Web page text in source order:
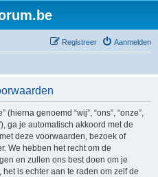
Aanmelden
Registreer
genoemd “wij”, “ons”, “onze”,
ga je automatisch akkoord met de
deze voorwaarden, bezoek of
We hebben het recht om de
en zullen ons best doen om je
is echter aan te raden om zelf de